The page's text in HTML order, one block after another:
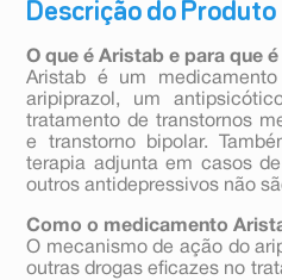
Descrição do Produto
O que é Aristab e para que
Aristab é um
aripiprazol, um
tratamento de transtornos
e transtorno bipolar.
terapia adjunta em casos
outros antidepressivos não
Como o medicamento
O mecanismo de ação do
outras drogas eficazes no